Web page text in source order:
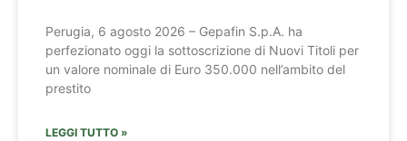
Perugia, 6 agosto 2026 – Gepafin S.p.A. ha
perfezionato oggi la sottoscrizione di Nuovi Titoli per
un valore nominale di Euro 350.000 nell’ambito del
prestito
LEGGI TUTTO »